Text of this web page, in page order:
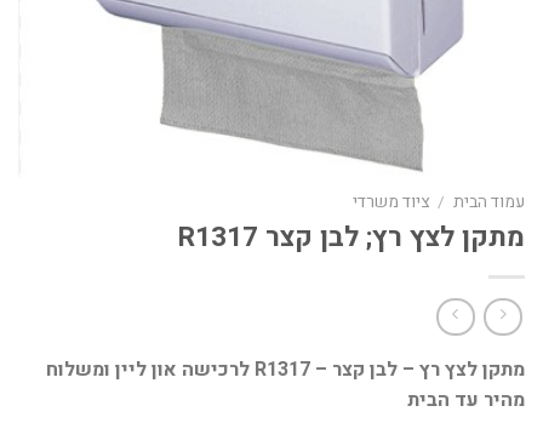
עמוד הבית / ציוד משרדי
מתקן לצץ רץ; לבן קצר R1317
מתקן לצץ רץ – לבן קצר – R1317 לרכישה און ליין ומשלוח
מהיר עד הבית